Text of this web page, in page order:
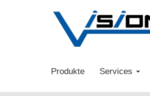
Produkte Services